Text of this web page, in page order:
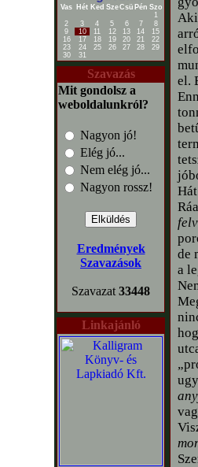
Vas Hét Ked SzeCsü Pén Szo
1
2
3 4 5 6 7
8
9
10 11 12 13 14
15
16
17 18 19 20 21
22
23
24 25 26 27 28
29
30
31
Szavazás
Mit gondolsz a
weboldalunkról?
Nagyon jó!
Elég jó...
Nem elég jó...
Nagyon rossz!
Eredmények
Szavazások
Szavazat 33448
Linkajánló
el.
de
a